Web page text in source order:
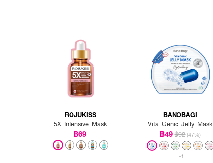
ROJUKISS
5X Intensive Mask
฿69
BANOBAGI
Vita Genic Jelly Mask
฿49฿92 (47%)
+1